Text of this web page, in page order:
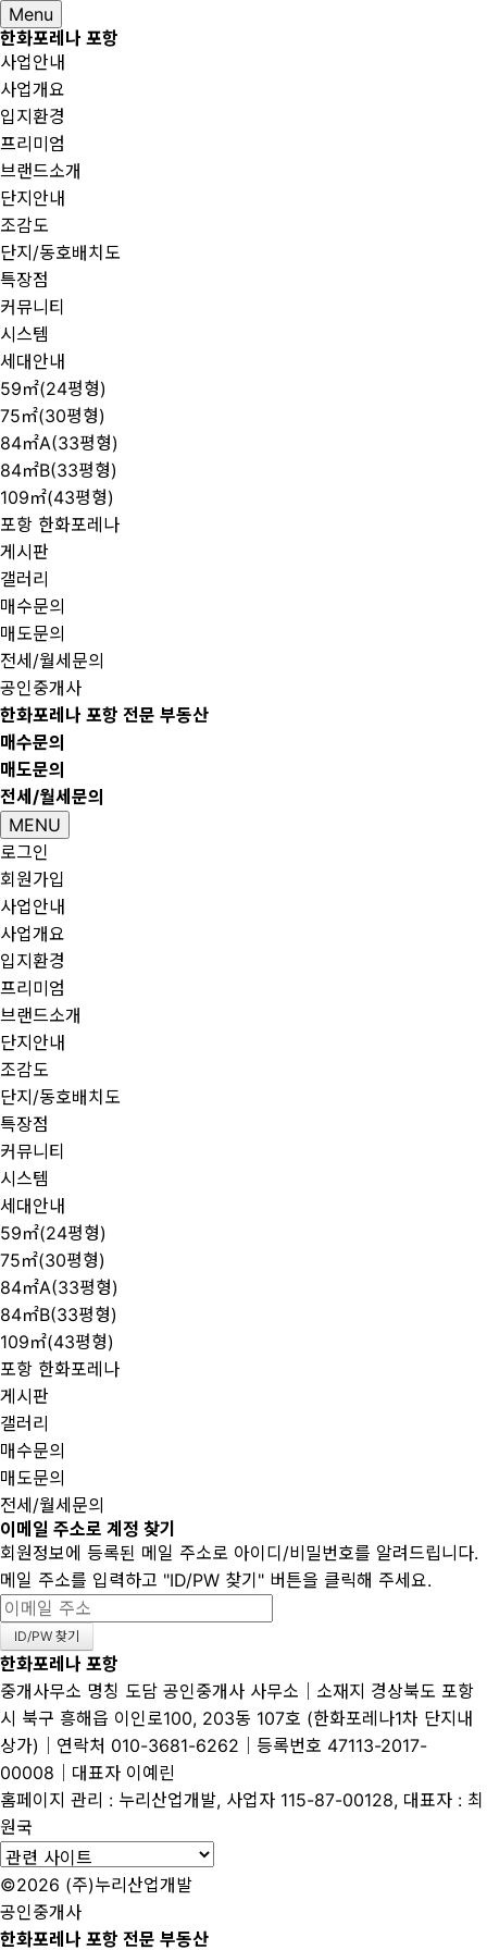
Menu
한화포레나 포항
사업안내
사업개요
입지환경
프리미엄
브랜드소개
단지안내
조감도
단지/동호배치도
특장점
커뮤니티
시스템
세대안내
59㎡(24평형)
75㎡(30평형)
84㎡A(33평형)
84㎡B(33평형)
109㎡(43평형)
포항 한화포레나
게시판
갤러리
매수문의
매도문의
전세/월세문의
공인중개사
한화포레나 포항 전문 부동산
매수문의
매도문의
전세/월세문의
MENU
로그인
회원가입
사업안내
사업개요
입지환경
프리미엄
브랜드소개
단지안내
조감도
단지/동호배치도
특장점
커뮤니티
시스템
세대안내
59㎡(24평형)
75㎡(30평형)
84㎡A(33평형)
84㎡B(33평형)
109㎡(43평형)
포항 한화포레나
게시판
갤러리
매수문의
매도문의
전세/월세문의
이메일 주소로 계정 찾기
회원정보에 등록된 메일 주소로 아이디/비밀번호를 알려드립니다.
메일 주소를 입력하고 "ID/PW 찾기" 버튼을 클릭해 주세요.
한화포레나 포항
중개사무소 명칭 도담 공인중개사 사무소│소재지 경상북도 포항
시 북구 흥해읍 이인로100, 203동 107호 (한화포레나1차 단지내
상가)│연락처 010-3681-6262│등록번호 47113-2017-
00008│대표자 이예린
홈페이지 관리 : 누리산업개발, 사업자 115-87-00128, 대표자 : 최
원국
©2026 (주)누리산업개발
공인중개사
한화포레나 포항 전문 부동산